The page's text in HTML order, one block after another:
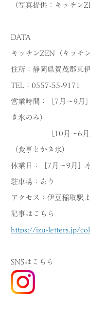
（写真提供：キッチン
DATA
キッチンZEN（キッチ
住所：静岡県賀茂郡東
TEL：0557-55-9171
営業時間：［7月～9月
き氷のみ）
［10月～6月］
（食事とかき氷）
休業日：［7月～9月］
駐車場：あり
アクセス：伊豆稲取駅
記事はこちら
https://izu-letters.jp/
SNSはこちら